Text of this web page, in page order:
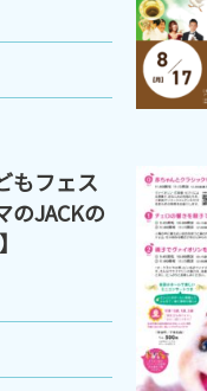
もフェス
JACKの